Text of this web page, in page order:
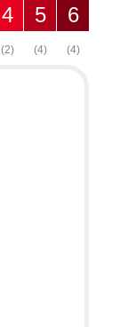
6
(4)
5
(4)
4
(2)